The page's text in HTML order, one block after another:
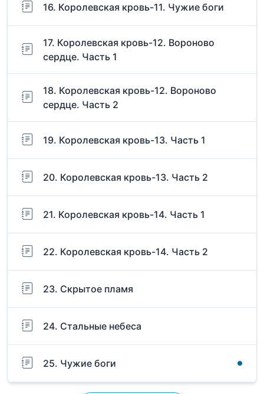
16. Королевская кровь-11. Чужие боги
17. Королевская кровь-12. Вороново
сердце. Часть 1
18. Королевская кровь-12. Вороново
сердце. Часть 2
19. Королевская кровь-13. Часть 1
20. Королевская кровь-13. Часть 2
21. Королевская кровь-14. Часть 1
22. Королевская кровь-14. Часть 2
23. Скрытое пламя
24. Стальные небеса
25. Чужие боги